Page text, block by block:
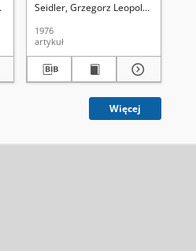
2004). Skrzydło, Wiesław (1929- ).
Seidler, Grzegorz Leopold (1913-
1976
artykuł
Więcej